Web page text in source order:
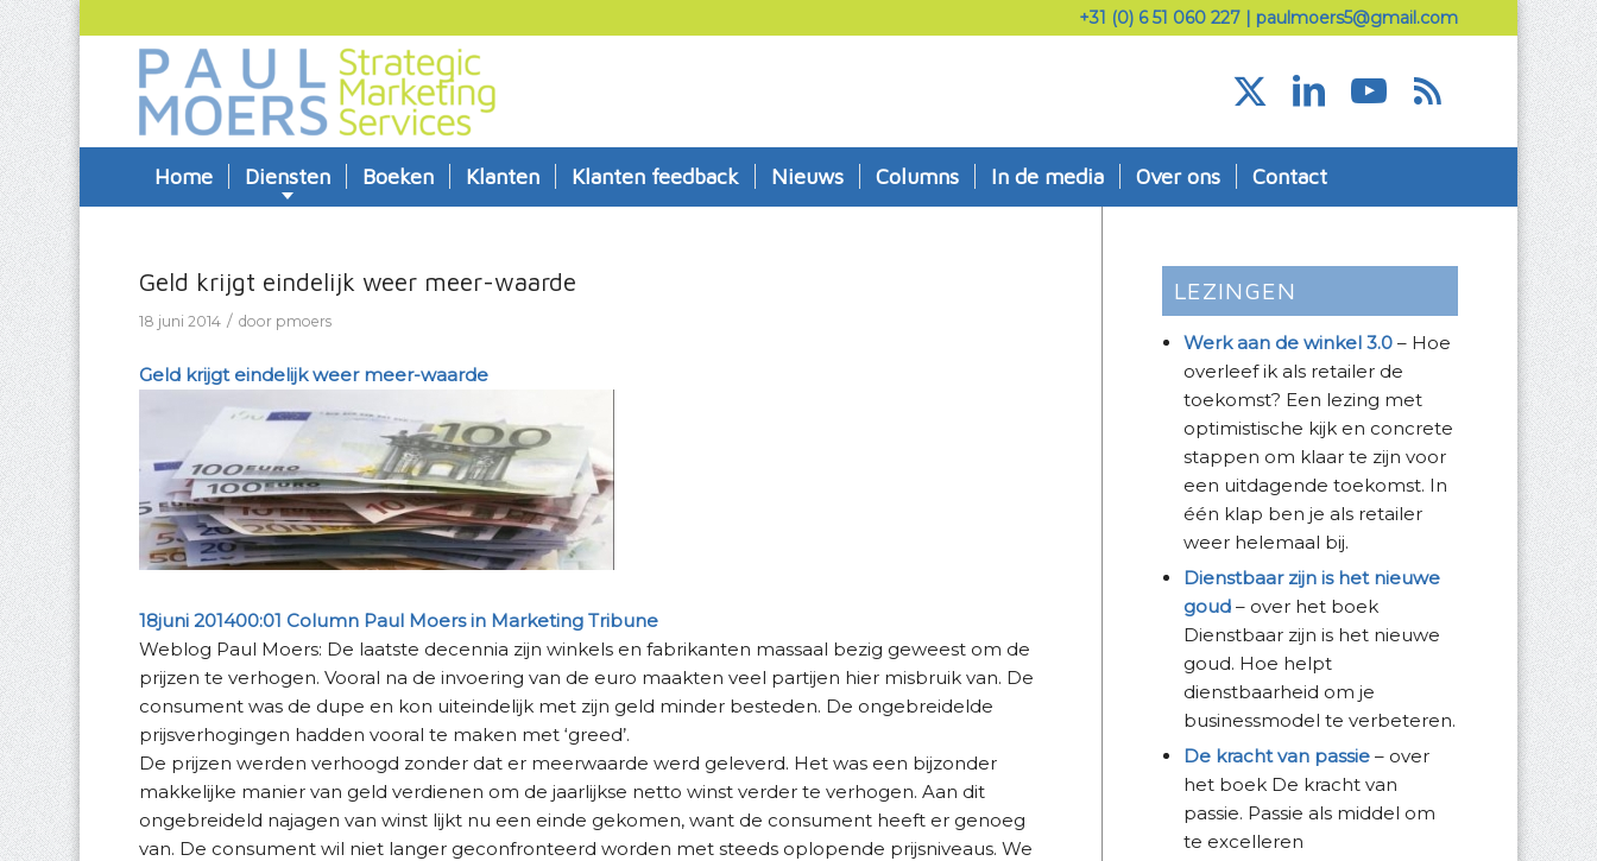
+31 (0) 6 51 060 227| paulmoers5@gmail.com
Home Diensten Boeken Klanten Klanten feedback Nieuws Columns In de media Over ons Contact
Geld krijgt eindelijk weer meer-waarde
18 juni 2014 / door pmoers
Geld krijgt eindelijk weer meer-waarde
18juni 201400:01 Column Paul Moers in Marketing Tribune
Weblog Paul Moers: De laatste decennia zijn winkels en fabrikanten massaal bezig geweest om de
prijzen te verhogen. Vooral na de invoering van de euro maakten veel partijen hier misbruik van. De
consument was de dupe en kon uiteindelijk met zijn geld minder besteden. De ongebreidelde
prijsverhogingen hadden vooral te maken met ‘greed’.
De prijzen werden verhoogd zonder dat er meerwaarde werd geleverd. Het was een bijzonder
makkelijke manier van geld verdienen om de jaarlijkse netto winst verder te verhogen. Aan dit
ongebreideld najagen van winst lijkt nu een einde gekomen, want de consument heeft er genoeg
van. De consument wil niet langer geconfronteerd worden met steeds oplopende prijsniveaus. We
LEZINGEN
Werk aan de winkel 3.0 – Hoe
overleef ik als retailer de
toekomst? Een lezing met
optimistische kijk en concrete
stappen om klaar te zijn voor
een uitdagende toekomst. In
één klap ben je als retailer
weer helemaal bij.
Dienstbaar zijn is het nieuwe
goud – over het boek
Dienstbaar zijn is het nieuwe
goud. Hoe helpt
dienstbaarheid om je
businessmodel te verbeteren.
De kracht van passie – over
het boek De kracht van
passie. Passie als middel om
te excelleren